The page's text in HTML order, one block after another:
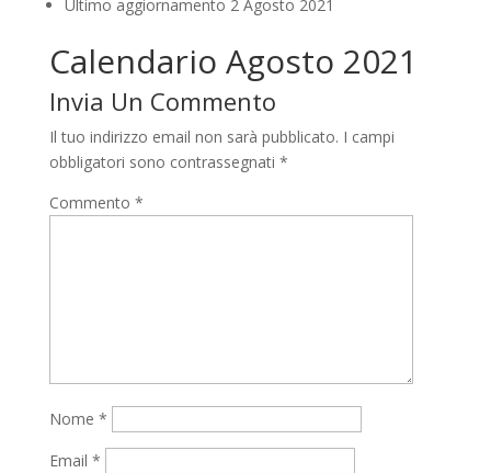
Ultimo aggiornamento 2 Agosto 2021
Calendario Agosto 2021
Invia Un Commento
Il tuo indirizzo email non sarà pubblicato. I campi
obbligatori sono contrassegnati *
Commento *
Nome *
Email *